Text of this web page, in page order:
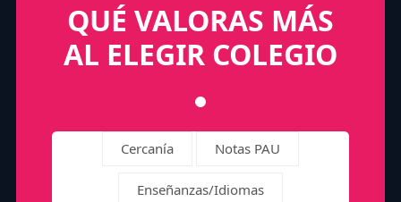
QUÉ VALORAS MÁS
AL ELEGIR COLEGIO
Cercanía Notas PAU
Enseñanzas/Idiomas